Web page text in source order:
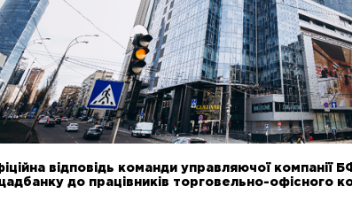
відповідь команди управляючої компанії
до працівників торговельно-офісного